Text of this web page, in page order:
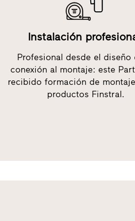
Instalación
Profesional desde el diseño
conexión al montaje: este
recibido formación de
productos Finstral.